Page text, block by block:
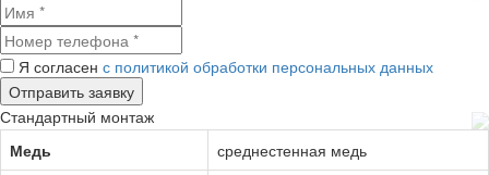
Я согласен с политикой обработки персональных данных
Стандартный монтаж
Медь
среднестенная медь